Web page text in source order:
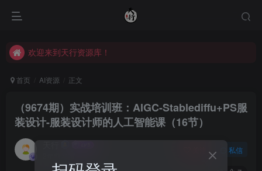
欢迎来到天行资源库！
首页 AI资源 正文
（9674期）实战培训班：AIGC-Stablediffu+PS服
装设计-服装设计师的人工智能课（16节）
私信